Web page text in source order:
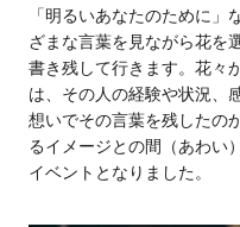
「明るいあなたのために」
ざまな言葉を見ながら花を
書き残して行きます。花々
は、その人の経験や状況、
想いでその言葉を残したの
るイメージとの間（あわい
イベントとなりました。